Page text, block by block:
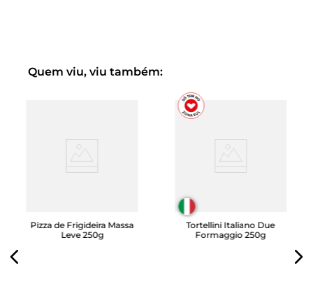
Quem viu, viu também:
Pizza de Frigideira Massa
Leve 250g
Tortellini Italiano Due
Formaggio 250g